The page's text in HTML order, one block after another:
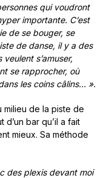
qui voudront
importante. C’est
de se bouger, se
de danse, il y a des
s’amuser,
se rapprocher, où
les coins câlins… ».
milieu de la piste de
bar qu’il a fait
mieux. Sa méthode
des plexis devant moi